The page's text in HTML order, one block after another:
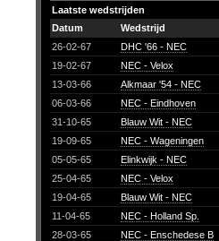
Laatste wedstrijden
Datum
Wedstrijd
26-02-67
DHC '66 - NEC
19-02-67
NEC - Velox
13-03-66
Alkmaar '54 - NEC
06-03-66
NEC - Eindhoven
31-10-65
Blauw Wit - NEC
19-09-65
NEC - Wageningen
05-05-65
Elinkwijk - NEC
25-04-65
NEC - Velox
19-04-65
Blauw Wit - NEC
11-04-65
NEC - Holland Sp.
28-03-65
NEC - Enschedese B